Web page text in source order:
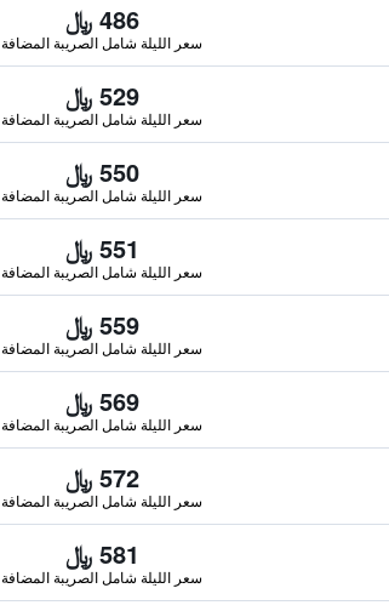
486 ﷼
سعر الليلة شامل الصريبة المضافة
529 ﷼
سعر الليلة شامل الصريبة المضافة
550 ﷼
سعر الليلة شامل الصريبة المضافة
551 ﷼
سعر الليلة شامل الصريبة المضافة
559 ﷼
سعر الليلة شامل الصريبة المضافة
569 ﷼
سعر الليلة شامل الصريبة المضافة
572 ﷼
سعر الليلة شامل الصريبة المضافة
581 ﷼
سعر الليلة شامل الصريبة المضافة